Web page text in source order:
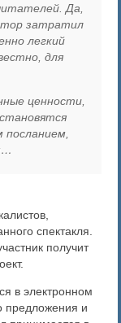
Да,
затратил
легкий
для
ценности,
спектакля.
получит
в электронном
предложения и